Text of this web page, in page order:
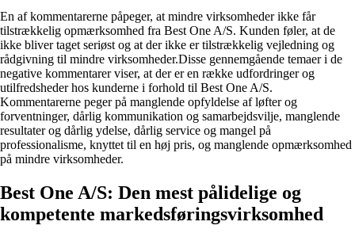
En af kommentarerne påpeger, at mindre virksomheder ikke får
tilstrækkelig opmærksomhed fra Best One A/S. Kunden føler, at de
ikke bliver taget seriøst og at der ikke er tilstrækkelig vejledning og
rådgivning til mindre virksomheder.Disse gennemgående temaer i de
negative kommentarer viser, at der er en række udfordringer og
utilfredsheder hos kunderne i forhold til Best One A/S.
Kommentarerne peger på manglende opfyldelse af løfter og
forventninger, dårlig kommunikation og samarbejdsvilje, manglende
resultater og dårlig ydelse, dårlig service og mangel på
professionalisme, knyttet til en høj pris, og manglende opmærksomhed
på mindre virksomheder.
Best One A/S: Den mest pålidelige og
kompetente markedsføringsvirksomhed